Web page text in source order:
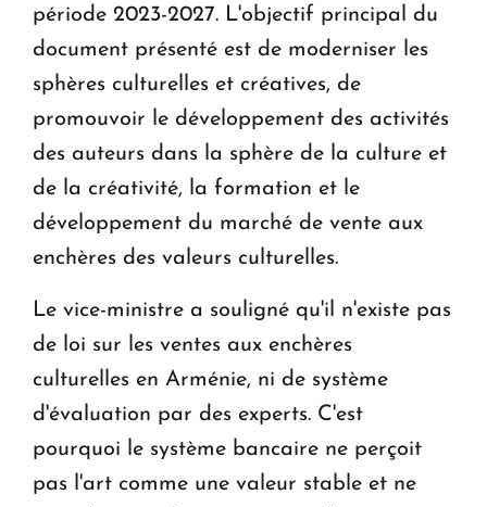
période 2023-2027. L'objectif principal du
document présenté est de moderniser les
sphères culturelles et créatives, de
promouvoir le développement des activités
des auteurs dans la sphère de la culture et
de la créativité, la formation et le
développement du marché de vente aux
enchères des valeurs culturelles.
Le vice-ministre a souligné qu'il n'existe pas
de loi sur les ventes aux enchères
culturelles en Arménie, ni de système
d'évaluation par des experts. C'est
pourquoi le système bancaire ne perçoit
pas l'art comme une valeur stable et ne